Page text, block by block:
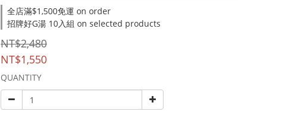
全店滿$1,500免運 on order
招牌好G湯 10入組 on selected products
NT$2,480
NT$1,550
QUANTITY